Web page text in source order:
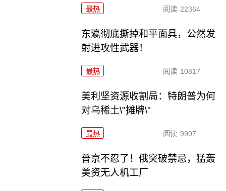
最热 阅读 22364
东瀛彻底撕掉和平面具，公然发
射进攻性武器！
最热 阅读 10817
美利坚资源收割局：特朗普为何
对乌稀土\"摊牌\"
最热 阅读 9907
普京不忍了！俄突破禁忌，猛轰
美资无人机工厂